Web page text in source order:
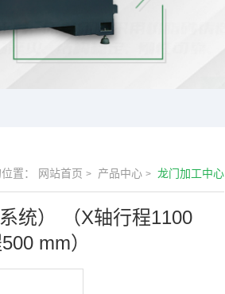
置： 网站首页 > 产品中心 > 龙门加工中心
统） （X轴行程1100
mm）